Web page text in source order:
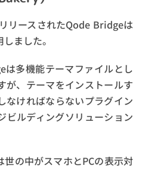
リースされたQode Bridgeは
ました。
多機能テーマファイルとし
が、テーマをインストールす
なければならないプラグイン
ビルディングソリューション
の中がスマホとPCの表示対